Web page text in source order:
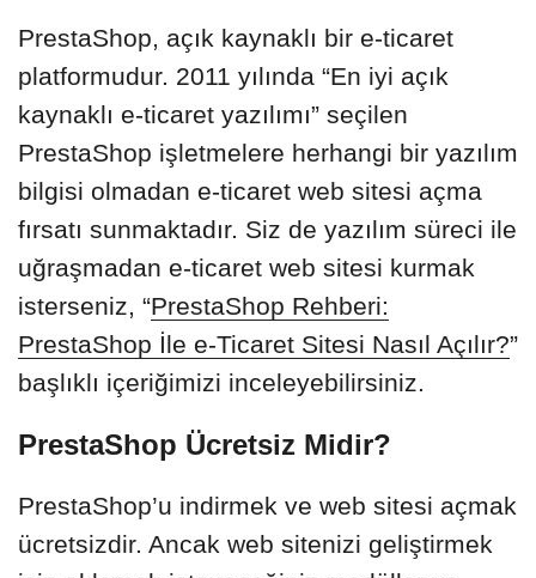
PrestaShop, açık kaynaklı bir e-ticaret
platformudur. 2011 yılında “En iyi açık
kaynaklı e-ticaret yazılımı” seçilen
PrestaShop işletmelere herhangi bir yazılım
bilgisi olmadan e-ticaret web sitesi açma
fırsatı sunmaktadır. Siz de yazılım süreci ile
uğraşmadan e-ticaret web sitesi kurmak
isterseniz, “PrestaShop Rehberi:
PrestaShop İle e-Ticaret Sitesi Nasıl Açılır?”
başlıklı içeriğimizi inceleyebilirsiniz.
PrestaShop Ücretsiz Midir?
PrestaShop’u indirmek ve web sitesi açmak
ücretsizdir. Ancak web sitenizi geliştirmek